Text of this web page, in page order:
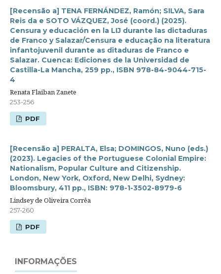
[Recensão a] TENA FERNÁNDEZ, Ramón; SILVA, Sara
Reis da e SOTO VÁZQUEZ, José (coord.) (2025).
Censura y educación en la LIJ durante las dictaduras
de Franco y Salazar/Censura e educação na literatura
infantojuvenil durante as ditaduras de Franco e
Salazar. Cuenca: Ediciones de la Universidad de
Castilla-La Mancha, 259 pp., ISBN 978-84-9044-715-
4
Renata Flaiban Zanete
253-256
PDF
[Recensão a] PERALTA, Elsa; DOMINGOS, Nuno (eds.)
(2023). Legacies of the Portuguese Colonial Empire:
Nationalism, Popular Culture and Citizenship.
London, New York, Oxford, New Delhi, Sydney:
Bloomsbury, 411 pp., ISBN: 978-1-3502-8979-6
Lindsey de Oliveira Corrêa
257-260
PDF
INFORMAÇÕES